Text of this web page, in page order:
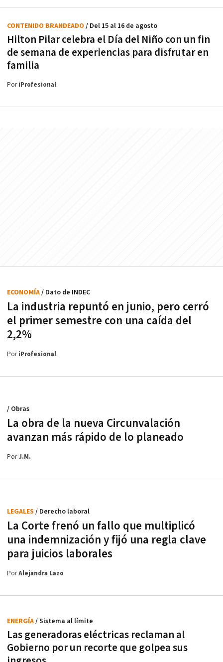
Hilton Pilar celebra el Día del Niño con un fin
de semana de experiencias para disfrutar en
familia
CONTENIDO BRANDEADO / Del 15 al 16 de agosto
PoriProfesional
La industria repuntó en junio, pero cerró
el primer semestre con una caída del
2,2%
ECONOMÍA/ Dato de INDEC
PoriProfesional
La obra de la nueva Circunvalación
avanzan más rápido de lo planeado
/ Obras
PorJ.M.
La Corte frenó un fallo que multiplicó
una indemnización y fijó una regla clave
para juicios laborales
LEGALES / Derecho laboral
PorAlejandra Lazo
Las generadoras eléctricas reclaman al
Gobierno por un recorte que golpea sus
ENERGÍA/ Sistema al límite